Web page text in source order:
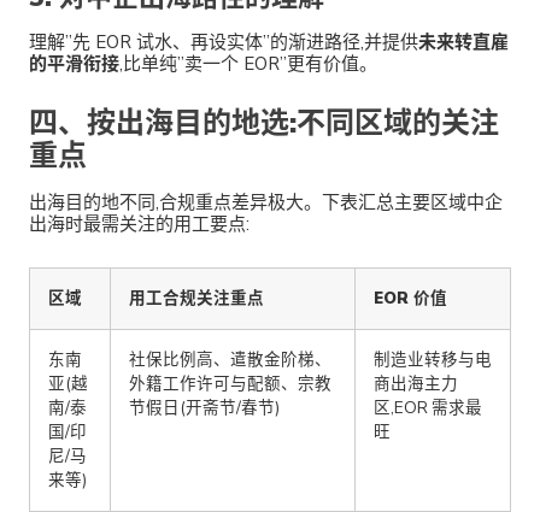
理解”先 EOR 试水、再设实体”的渐进路径,并提供未来转直雇
的平滑衔接,比单纯”卖一个 EOR”更有价值。
四、按出海目的地选:不同区域的关注
重点
出海目的地不同,合规重点差异极大。下表汇总主要区域中企
出海时最需关注的用工要点:
区域 用工合规关注重点 EOR 价值
东南
亚(越
南/泰
国/印
尼/马
来等)
社保比例高、遣散金阶梯、
外籍工作许可与配额、宗教
节假日(开斋节/春节)
制造业转移与电
商出海主力
区,EOR 需求最
旺